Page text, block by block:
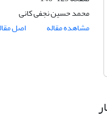
محمد حسین نجفی کانی
مشاهده مقاله
اصل